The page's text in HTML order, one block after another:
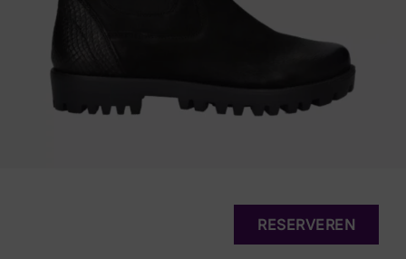
RESERVEREN